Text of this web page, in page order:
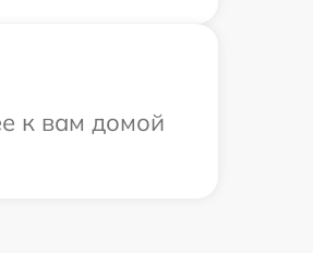
к вам домой